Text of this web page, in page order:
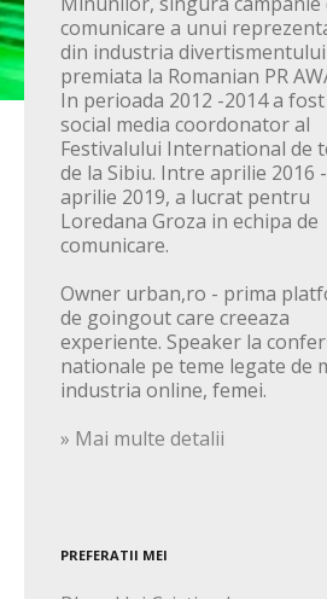
comunicare a unui
din industria divertismentului
premiata la Romanian PR
In perioada 2012 -2014 a fost
social media coordonator al
Festivalului International de
de la Sibiu. Intre aprilie 2016 -
aprilie 2019, a lucrat pentru
Loredana Groza in echipa de
comunicare.
Owner urban,ro - prima
de goingout care creeaza
experiente. Speaker la
nationale pe teme legate de
industria online, femei.
» Mai multe detalii
PREFERATII MEI